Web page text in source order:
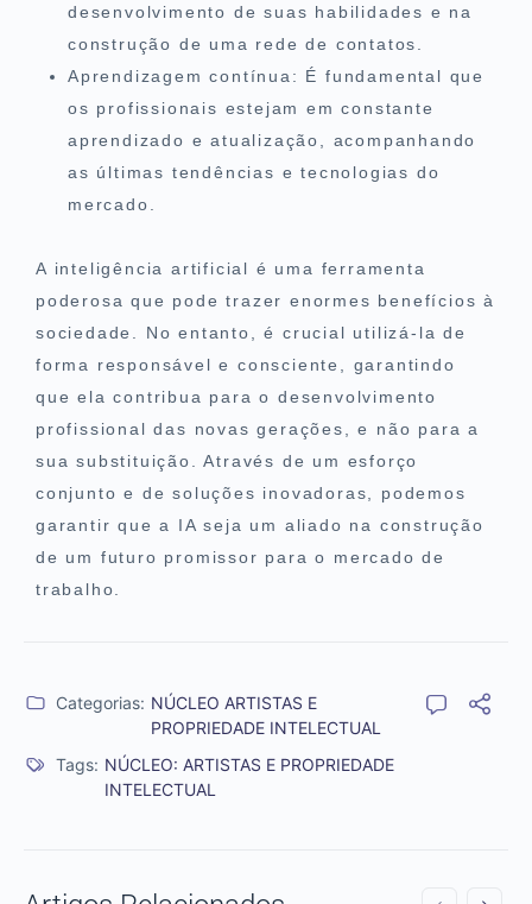
desenvolvimento de suas habilidades e na
construção de uma rede de contatos.
Aprendizagem contínua: É fundamental que
os profissionais estejam em constante
aprendizado e atualização, acompanhando
as últimas tendências e tecnologias do
mercado.
A inteligência artificial é uma ferramenta
poderosa que pode trazer enormes benefícios à
sociedade. No entanto, é crucial utilizá-la de
forma responsável e consciente, garantindo
que ela contribua para o desenvolvimento
profissional das novas gerações, e não para a
sua substituição. Através de um esforço
conjunto e de soluções inovadoras, podemos
garantir que a IA seja um aliado na construção
de um futuro promissor para o mercado de
trabalho.
Categorias: NÚCLEO ARTISTAS E
PROPRIEDADE INTELECTUAL
Tags: NÚCLEO: ARTISTAS E PROPRIEDADE
INTELECTUAL